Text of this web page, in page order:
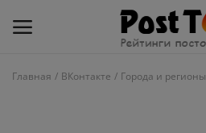
Главная ВКонтакте Города и регионы